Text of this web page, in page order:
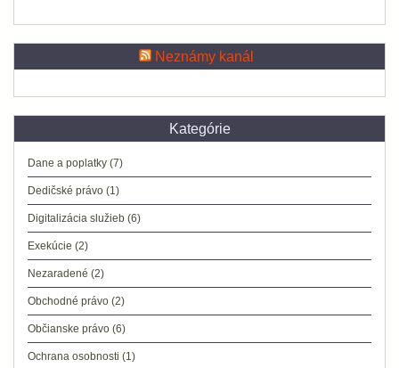
Neznámy kanál
Kategórie
Dane a poplatky (7)
Dedičské právo (1)
Digitalizácia služieb (6)
Exekúcie (2)
Nezaradené (2)
Obchodné právo (2)
Občianske právo (6)
Ochrana osobnosti (1)